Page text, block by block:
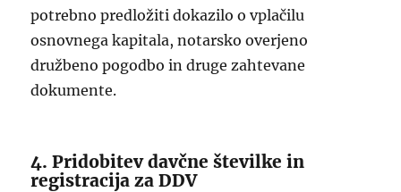
potrebno predložiti dokazilo o vplačilu
osnovnega kapitala, notarsko overjeno
družbeno pogodbo in druge zahtevane
dokumente.
4. Pridobitev davčne številke in
registracija za DDV